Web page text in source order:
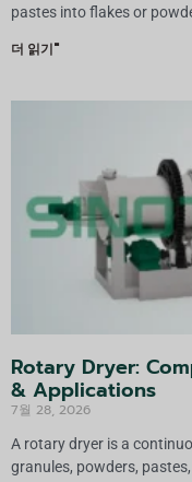
pastes into flakes or
더 읽기"
Rotary Dryer:
& Applications
7월 28, 2026
A rotary dryer is a
granules, powders,